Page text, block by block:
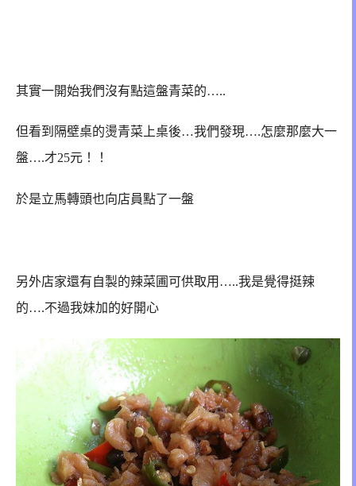
其實一開始我們沒有點這盤青菜的…..
但看到隔壁桌的燙青菜上桌後…我們發現….怎麼那麼大一
盤….才25元！！
於是立馬轉頭也向店員點了一盤
另外店家還有自製的辣菜圃可供取用…..我是覺得挺辣
的….不過我妹加的好開心